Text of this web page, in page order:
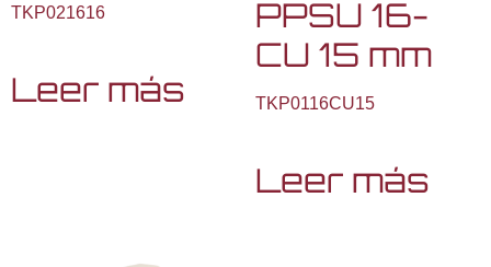
TKP021616
Leer más
PPSU 16-
CU 15 mm
TKP0116CU15
Leer más